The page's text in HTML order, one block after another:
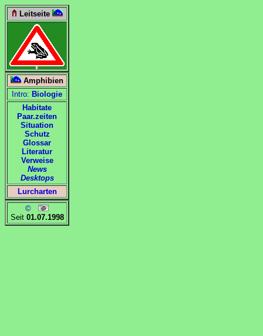
Leitseite
Amphibien
Intro: Biologie
Habitate
Paar.zeiten
Situation
Schutz
Glossar
Literatur
Verweise
News
Desktops
Lurcharten
©
Seit 01.07.1998